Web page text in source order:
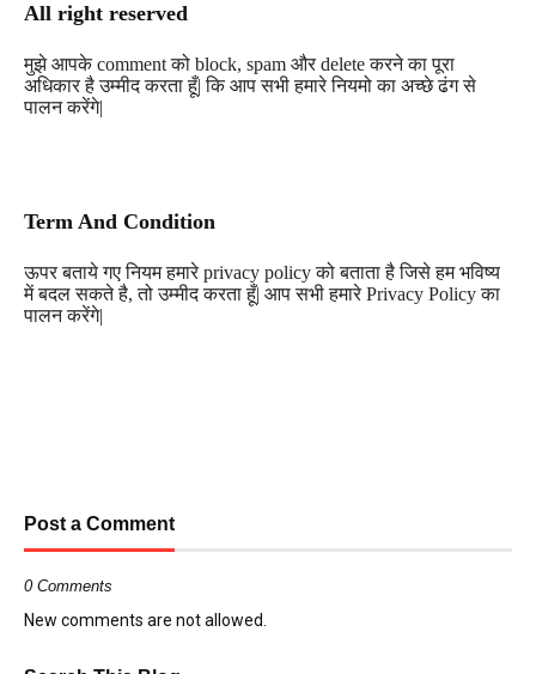
All right reserved
मुझे आपकेcommentको block, spam और deleteकरने का पूरा
अधिकार है उम्मीद करता हूँ| कि आप सभी हमारे नियमो का अच्छे ढंग से
पालन करेंगे|
Term And Condition
ऊपर बताये गए नियम हमारे privacy policyको बताता है जिसे हम भविष्य
में बदल सकते है,तो उम्मीद करता हूँ| आप सभी हमारे Privacy Policyका
पालन करेंगे|
Post a Comment
0 Comments
New comments are not allowed.